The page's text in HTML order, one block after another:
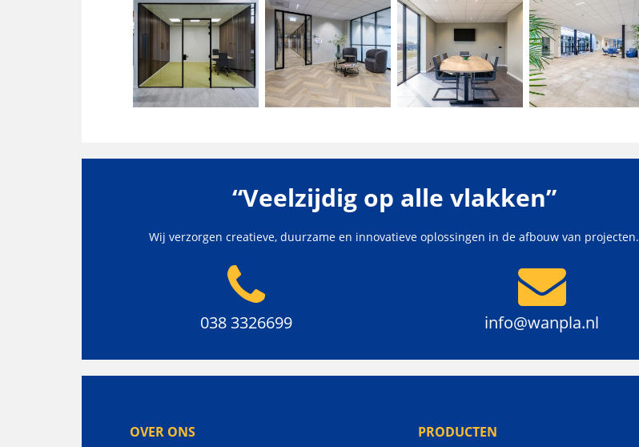
“Veelzijdig op alle vlakken”
Wij verzorgen creatieve, duurzame en innovatieve oplossingen in de afbouw van projecten.
038 3326699 info@wanpla.nl
OVER ONS PRODUCTEN